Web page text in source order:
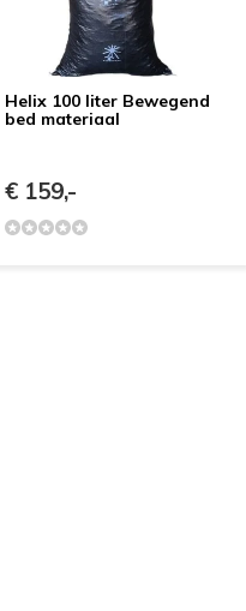
Helix 100 liter Bewegend
bed materiaal
€ 159,-